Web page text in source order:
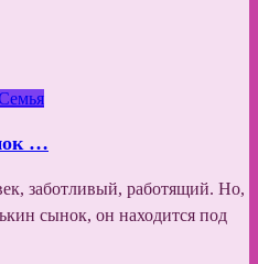
…
заботливый, работящий. Но,
сынок, он находится под